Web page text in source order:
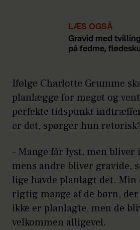
LÆS OGSÅ
Gravid med
på fedme,
Ifølge Charlotte Grumme
planlægge for meget og
perfekte tidspunkt
er det, spørger hun
– Mange får lyst, men bliver
mens andre bliver gravide,
lige havde planlagt det.
rigtig mange af de børn,
ikke er planlagte, men de
velkommen alligevel.